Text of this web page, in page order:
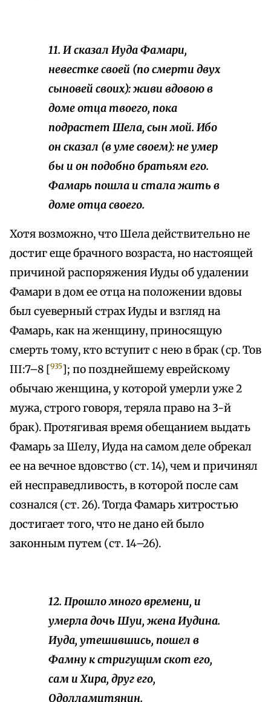
11. И сказал Иуда Фамари,
невестке своей (по смерти двух
сыновей своих): живи вдовою в
доме отца твоего, пока
подрастет Шела, сын мой. Ибо
он сказал (в уме своем): не умер
бы и он подобно братьям его.
Фамарь пошла и стала жить в
доме отца своего.
Хотя возможно, что Шела действительно не
достиг еще брачного возраста, но настоящей
причиной распоряжения Иуды об удалении
Фамари в дом ее отца на положении вдовы
был суеверный страх Иуды и взгляд на
Фамарь, как на женщину, приносящую
смерть тому, кто вступит с нею в брак (ср. Тов
III:7–8 [935]; по позднейшему еврейскому
обычаю женщина, у которой умерли уже 2
мужа, строго говоря, теряла право на 3-й
брак). Протягивая время обещанием выдать
Фамарь за Шелу, Иуда на самом деле обрекал
ее на вечное вдовство (ст. 14), чем и причинял
ей несправедливость, в которой после сам
сознался (ст. 26). Тогда Фамарь хитростью
достигает того, что не дано ей было
законным путем (ст. 14–26).
12. Прошло много времени, и
умерла дочь Шуи, жена Иудина.
Иуда, утешившись, пошел в
Фамну к стригущим скот его,
сам и Хира, друг его,
Одолламитянин.